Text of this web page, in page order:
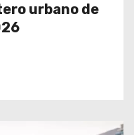
urbano de